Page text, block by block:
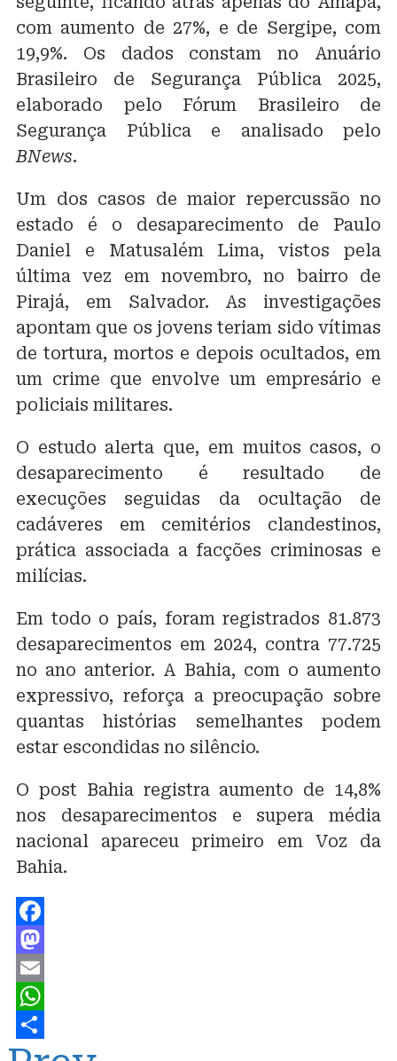
com aumento de 27%, e de Sergipe, com
19,9%. Os dados constam no Anuário
Brasileiro de Segurança Pública 2025,
elaborado pelo Fórum Brasileiro de
Segurança Pública e analisado pelo
BNews.
Um dos casos de maior repercussão no
estado é o desaparecimento de Paulo
Daniel e Matusalém Lima, vistos pela
última vez em novembro, no bairro de
Pirajá, em Salvador. As investigações
apontam que os jovens teriam sido vítimas
de tortura, mortos e depois ocultados, em
um crime que envolve um empresário e
policiais militares.
O estudo alerta que, em muitos casos, o
desaparecimento é resultado de
execuções seguidas da ocultação de
cadáveres em cemitérios clandestinos,
prática associada a facções criminosas e
milícias.
Em todo o país, foram registrados 81.873
desaparecimentos em 2024, contra 77.725
no ano anterior. A Bahia, com o aumento
expressivo, reforça a preocupação sobre
quantas histórias semelhantes podem
estar escondidas no silêncio.
O post Bahia registra aumento de 14,8%
nos desaparecimentos e supera média
nacional apareceu primeiro em Voz da
Bahia.
Facebook
Mastodon
Email
WhatsApp
Share